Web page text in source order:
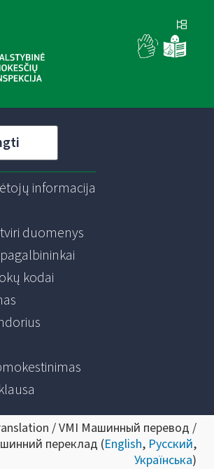
informacija
duomenys
kodai
/ VMI Машинный перевод /
переклад (English, Русский,
Українська)